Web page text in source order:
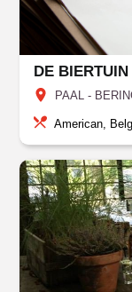
DE BIERTUIN
PAAL -
American,